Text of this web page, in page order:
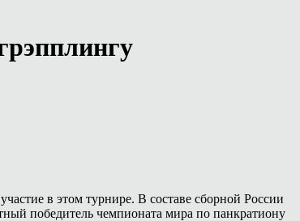
в этом турнире. В составе сборной России
победитель чемпионата мира по панкратиону